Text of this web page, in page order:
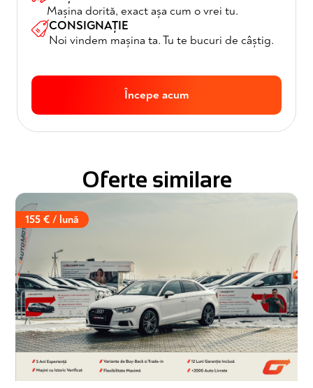
Mașina dorită, exact așa cum o vrei tu.
CONSIGNAȚIE
Noi vindem mașina ta. Tu te bucuri de câștig.
Începe acum
Oferte similare
155 € / lună